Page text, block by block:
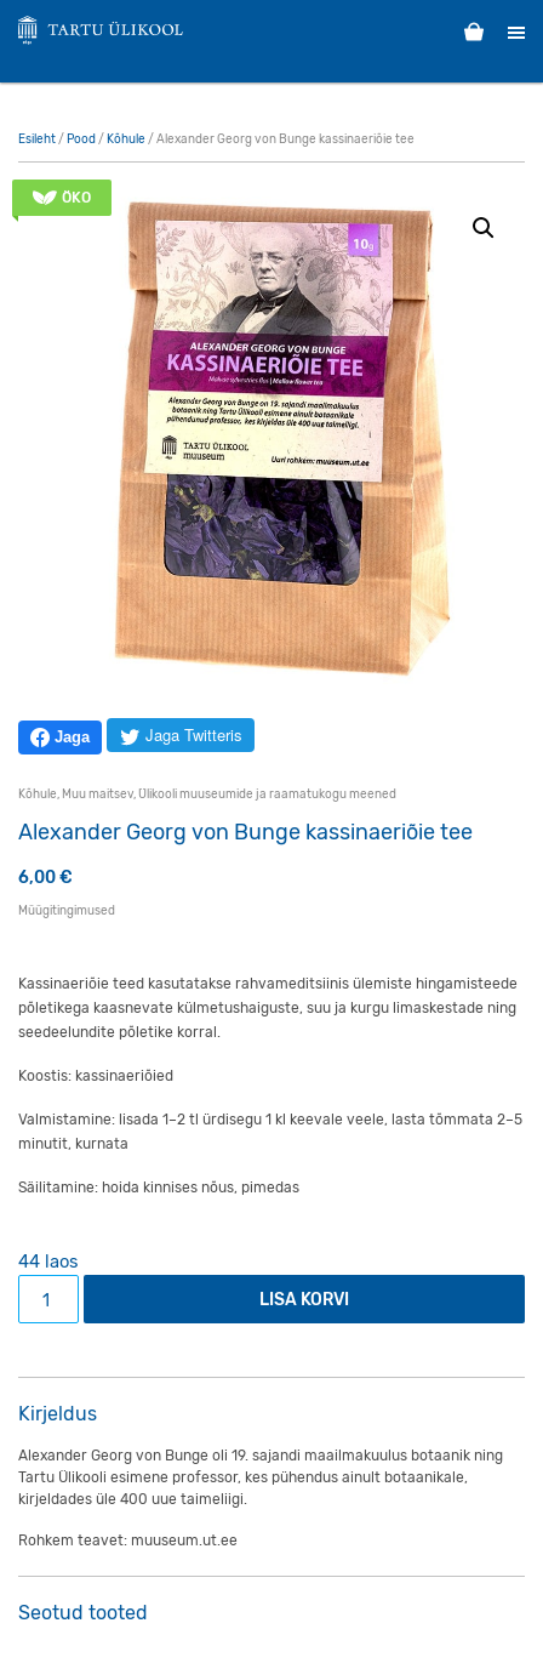
Esileht/ Pood / Kõhule / Alexander Georg von Bunge kassinaeriõie tee
ÖKO
Jaga Jaga Twitteris
Kõhule, Muu maitsev, Ülikooli muuseumide ja raamatukogu meened
Alexander Georg von Bunge kassinaeriõie tee
6,00€
Müügitingimused
Kassinaeriõie teed kasutatakse rahvameditsiinis ülemiste hingamisteede
põletikega kaasnevate külmetushaiguste, suu ja kurgu limaskestade ning
seedeelundite põletike korral.
Koostis: kassinaeriõied
Valmistamine: lisada 1–2 tl ürdisegu 1 kl keevale veele, lasta tõmmata 2–5
minutit, kurnata
Säilitamine: hoida kinnises nõus, pimedas
44 laos
Alexander Georg von Bunge kassinaeriõie tee kogus
LISA KORVI
Kirjeldus
Alexander Georg von Bunge oli 19. sajandi maailmakuulus botaanik ning
Tartu Ülikooli esimene professor, kes pühendus ainult botaanikale,
kirjeldades üle 400 uue taimeliigi.
Rohkem teavet: muuseum.ut.ee
Seotud tooted